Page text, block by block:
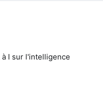
I sur l'intelligence